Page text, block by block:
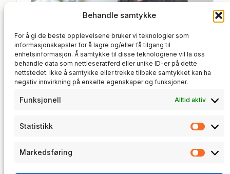
Behandle samtykke
For å gi de beste opplevelsene bruker vi teknologier som
informasjonskapsler for å lagre og/eller få tilgang til
enhetsinformasjon. Å samtykke til disse teknologiene vil la oss
behandle data som nettleseratferd eller unike ID-er på dette
nettstedet. Ikke å samtykke eller trekke tilbake samtykket kan ha
negativ innvirkning på enkelte egenskaper og funksjoner.
Funksjonell Alltid aktiv
Statistikk
Markedsføring
BACKUP, IT-INFRASTRUKTUR ,
SYSTEMADMINISTRASJON
Speil alle GitHub-repoene dine til en